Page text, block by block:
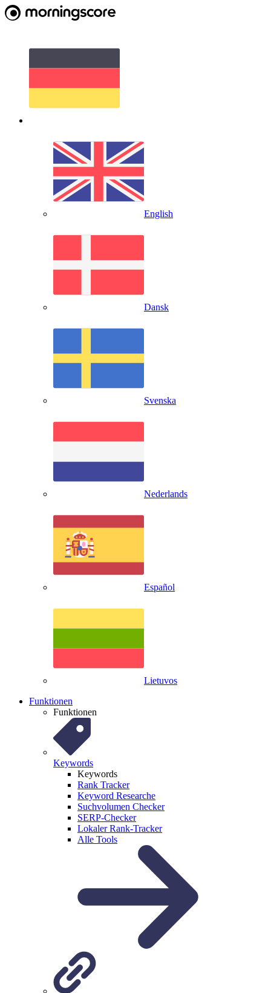
English
Dansk
Svenska
Nederlands
Español
Lietuvos
Funktionen
Funktionen
Keywords
Keywords
Rank Tracker
Keyword Researche
Suchvolumen Checker
SERP-Checker
Lokaler Rank-Tracker
Alle Tools